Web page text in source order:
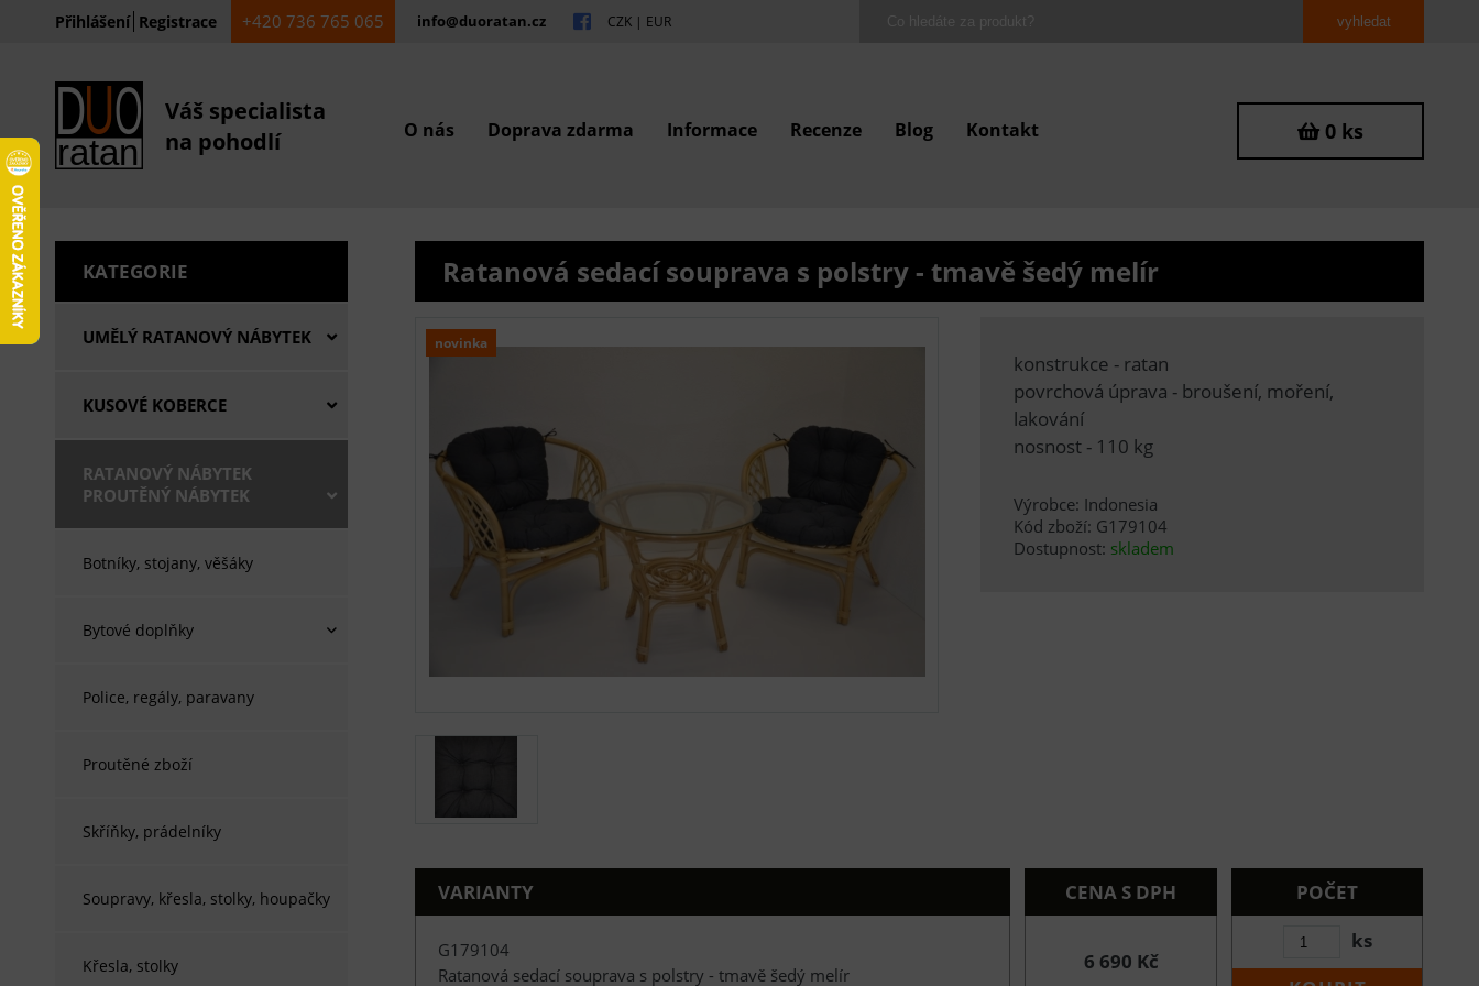
Přihlášení Registrace +420 736 765 065 info@duoratan.cz CZK | EUR
Váš specialista
na pohodlí
O nás Doprava zdarma Informace Recenze Blog Kontakt 0 ks
KATEGORIE
UMĚLÝ RATANOVÝ NÁBYTEK
KUSOVÉ KOBERCE
RATANOVÝ NÁBYTEK
PROUTĚNÝ NÁBYTEK
Botníky, stojany, věšáky
Bytové doplňky
Police, regály, paravany
Proutěné zboží
Skříňky, prádelníky
Soupravy, křesla, stolky, houpačky
Křesla, stolky
Ratanová sedací souprava s polstry - tmavě šedý melír
novinka
konstrukce - ratan
povrchová úprava - broušení, moření,
lakování
nosnost - 110 kg
Výrobce: Indonesia
Kód zboží: G179104
Dostupnost: skladem
VARIANTY CENA S DPH POČET
G179104
Ratanová sedací souprava s polstry - tmavě šedý melír
6 690 Kč
ks